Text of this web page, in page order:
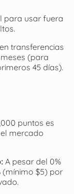
para usar fuera
transferencias
(para
45 días).
puntos es
mercado
A pesar del 0%
(mínimo $5) por